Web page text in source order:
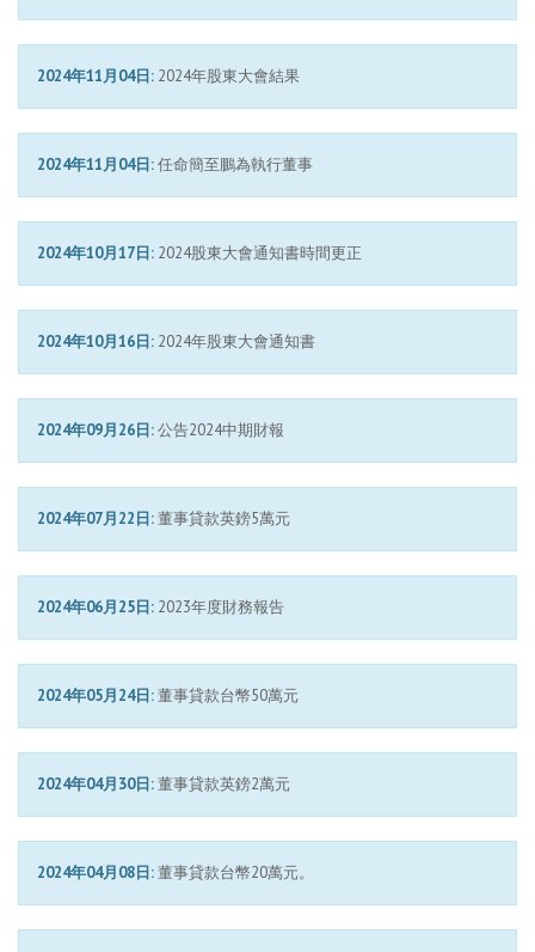
2024年11月04日: 2024年股東大會結果
2024年11月04日:任命簡至鵬為執行董事
2024年10月17日: 2024股東大會通知書時間更正
2024年10月16日: 2024年股東大會通知書
2024年09月26日:公告2024中期財報
2024年07月22日:董事貸款英鎊5萬元
2024年06月25日: 2023年度財務報告
2024年05月24日:董事貸款台幣50萬元
2024年04月30日:董事貸款英鎊2萬元
2024年04月08日:董事貸款台幣20萬元。